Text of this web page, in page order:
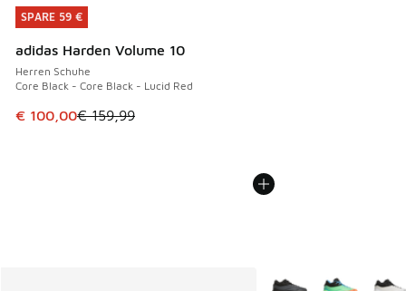
SPARE 59 €
adidas Harden Volume 10
Herren Schuhe
Core Black - Core Black - Lucid Red
Dieser Artikel ist im Sale. Der Preis ist von € 159,99 auf €
€ 100,00€ 159,99
SPARE 59 €
Weitere Farben